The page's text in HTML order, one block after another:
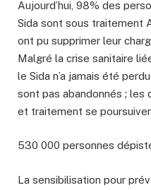
Aujourd’hui, 98% des
Sida sont sous traitement
ont pu supprimer leur
Malgré la crise sanitaire
le Sida n’a jamais été
sont pas abandonnés ; les
et traitement se
530 000 personnes
La sensibilisation pour